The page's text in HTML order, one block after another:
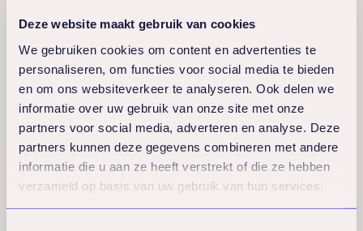
Deze website maakt gebruik van cookies
We gebruiken cookies om content en advertenties te
personaliseren, om functies voor social media te bieden
en om ons websiteverkeer te analyseren. Ook delen we
informatie over uw gebruik van onze site met onze
partners voor social media, adverteren en analyse. Deze
partners kunnen deze gegevens combineren met andere
informatie die u aan ze heeft verstrekt of die ze hebben
verzameld op basis van uw gebruik van hun services.
Gefühl. Eine Studie zeigt, dass 82% der
Menschen der Meinung sind, dass
Handynutzung in sozialen Situationen negative
Auswirkungen auf die Beziehung hat.
Paradoxerweise tun wir es trotzdem weiter. Tipp:
Stelle dein Handy auf lautlos und lasse es in
deiner Tasche oder deinem Rucksack. So bleibst
du bewusst im Moment präsent und schaffst